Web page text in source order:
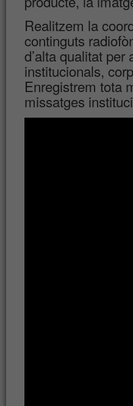
Realitzem la
continguts
d’alta qualitat
institucionals,
Enregistrem tota
missatges